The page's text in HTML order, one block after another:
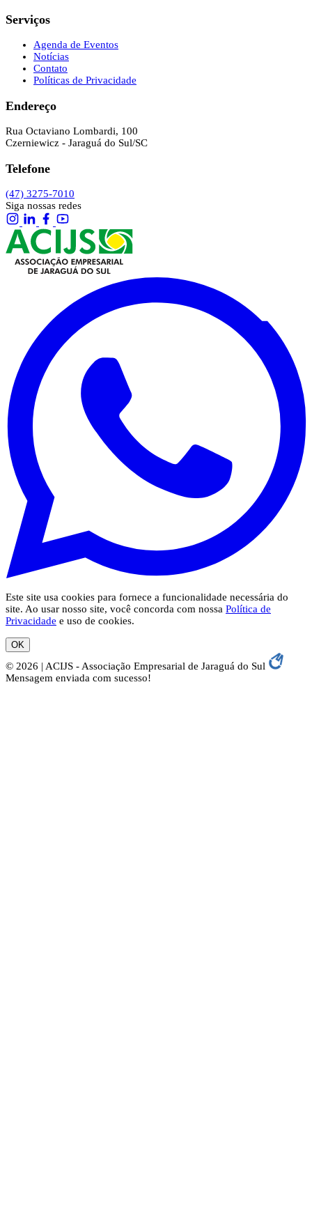
Serviços
Agenda de Eventos
Notícias
Contato
Políticas de Privacidade
Endereço
Rua Octaviano Lombardi, 100
Czerniewicz - Jaraguá do Sul/SC
Telefone
(47) 3275-7010
Siga nossas redes
Este site usa cookies para fornece a funcionalidade necessária do
site. Ao usar nosso site, você concorda com nossa Política de
Privacidade e uso de cookies.
OK
© 2026 | ACIJS - Associação Empresarial de Jaraguá do Sul
Mensagem enviada com sucesso!